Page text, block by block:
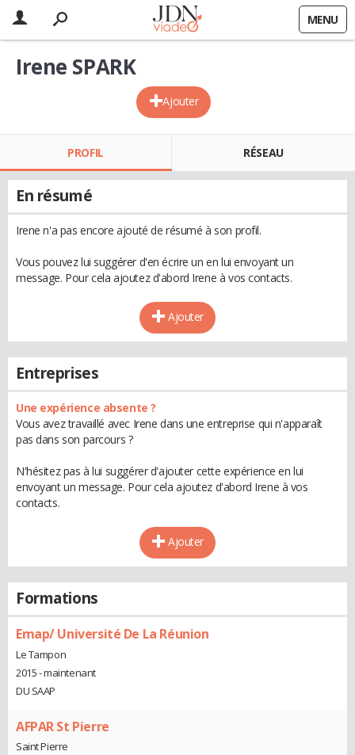
MENU
Ajouter
Irene SPARK
PROFIL RÉSEAU
En résumé
Irene n'a pas encore ajouté de résumé à son profil.
Vous pouvez lui suggérer d'en écrire un en lui envoyant un
message. Pour cela ajoutez d'abord Irene à vos contacts.
Ajouter
Entreprises
Une expérience absente ?
Vous avez travaillé avec Irene dans une entreprise qui n'apparaît
pas dans son parcours ?
N'hésitez pas à lui suggérer d'ajouter cette expérience en lui
envoyant un message. Pour cela ajoutez d'abord Irene à vos
contacts.
Ajouter
Formations
Emap/ Université De La Réunion
Le Tampon
2015 - maintenant
DU SAAP
AFPAR St Pierre
Saint Pierre